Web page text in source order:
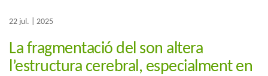
22 jul. | 2025
La fragmentació del son altera
l’estructura cerebral, especialment en